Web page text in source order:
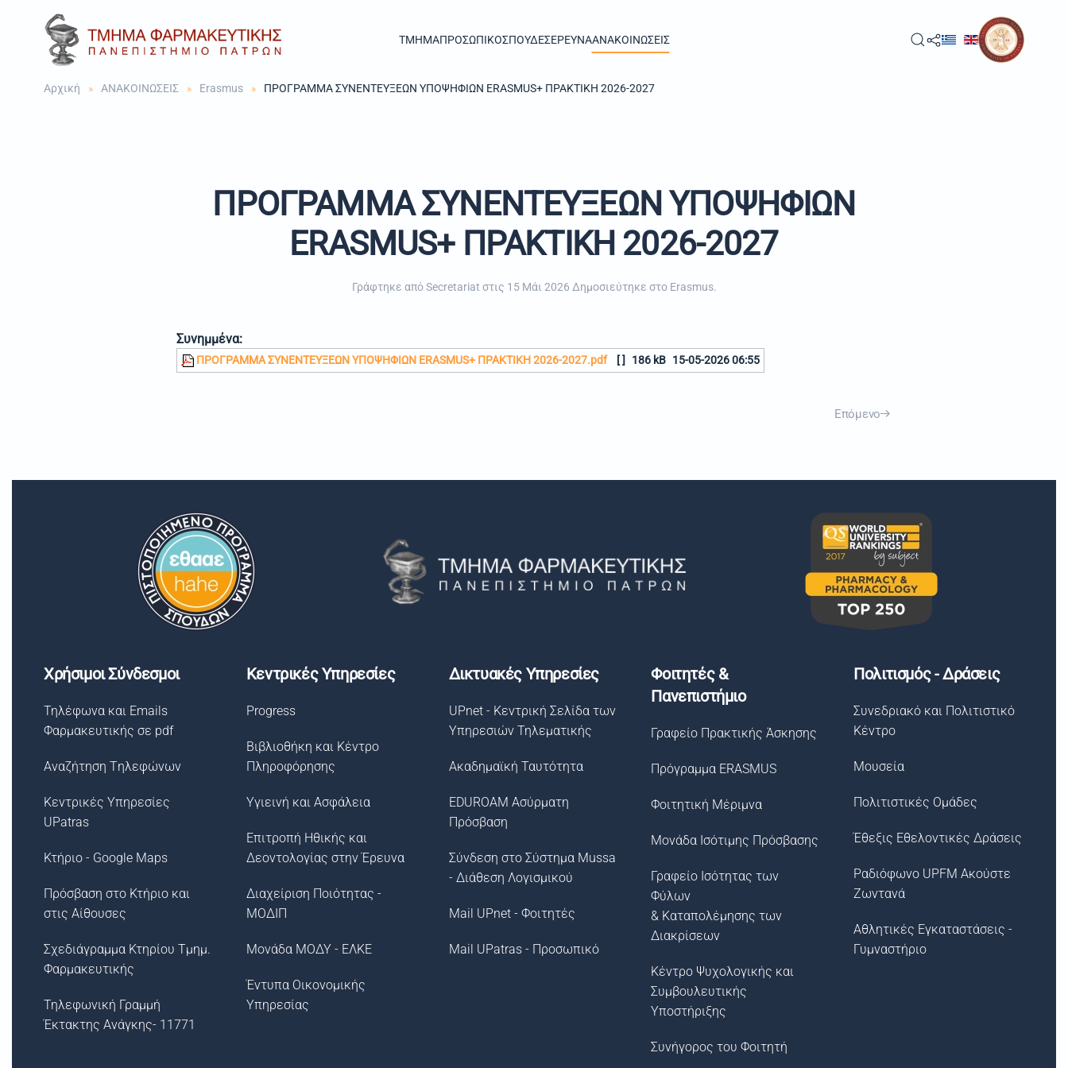
Skip to main content TMHMAΠΡΟΣΩΠΙΚΟΣΠΟΥΔΕΣΕΡΕΥΝΑΑΝΑΚΟΙΝΩΣΕΙΣ
Αρχική ΑΝΑΚΟΙΝΩΣΕΙΣ Erasmus ΠΡΟΓΡΑΜΜΑ ΣΥΝΕΝΤΕΥΞΕΩΝ ΥΠΟΨΗΦΙΩΝ ERASMUS+ ΠΡΑΚΤΙΚΗ 2026-2027
ΠΡΟΓΡΑΜΜΑ ΣΥΝΕΝΤΕΥΞΕΩΝ ΥΠΟΨΗΦΙΩΝ
ERASMUS+ ΠΡΑΚΤΙΚΗ 2026-2027
Γράφτηκε από Secretariat στις 15 Μάι 2026 Δημοσιεύτηκε στο Erasmus.
Συνημμένα:
ΠΡΟΓΡΑΜΜΑ ΣΥΝΕΝΤΕΥΞΕΩΝ ΥΠΟΨΗΦΙΩΝ ERASMUS+ ΠΡΑΚΤΙΚΗ 2026-2027.pdf [ ] 186 kB 15-05-2026 06:55
Επόμενο
Χρήσιμοι Σύνδεσμοι
Τηλέφωνα και Emails
Φαρμακευτικής σε pdf
Αναζήτηση Tηλεφώνων
Κεντρικές Υπηρεσίες
UPatras
Κτήριο - Google Maps
Πρόσβαση στο Κτήριο και
στις Αίθουσες
Σχεδιάγραμμα Κτηρίου Τμημ.
Φαρμακευτικής
Τηλεφωνική Γραμμή
Έκτακτης Ανάγκης- 11771
Κεντρικές Υπηρεσίες
Progress
Βιβλιοθήκη και Κέντρο
Πληροφόρησης
Υγιεινή και Ασφάλεια
Επιτροπή Ηθικής και
Δεοντολογίας στην Έρευνα
Διαχείριση Ποιότητας -
ΜΟΔΙΠ
Μονάδα ΜΟΔΥ - ΕΛΚΕ
Έντυπα Οικονομικής
Υπηρεσίας
Δικτυακές Υπηρεσίες
UPnet - Κεντρική Σελίδα των
Υπηρεσιών Τηλεματικής
Ακαδημαϊκή Ταυτότητα
EDUROAM Ασύρματη
Πρόσβαση
Σύνδεση στο Σύστημα Μussa
- Διάθεση Λογισμικού
Mail UPnet - Φοιτητές
Mail UPatras - Προσωπικό
Φοιτητές &
Πανεπιστήμιο
Γραφείο Πρακτικής Άσκησης
Πρόγραμμα ERASMUS
Φοιτητική Μέριμνα
Μονάδα Ισότιμης Πρόσβασης
Γραφείο Ισότητας των
Φύλων
& Καταπολέμησης των
Διακρίσεων
Κέντρο Ψυχολογικής και
Συμβουλευτικής
Υποστήριξης
Συνήγορος του Φοιτητή
Πολιτισμός - Δράσεις
Συνεδριακό και Πολιτιστικό
Κέντρο
Μουσεία
Πολιτιστικές Ομάδες
Έθεξις Εθελοντικές Δράσεις
Ραδιόφωνο UPFM Ακούστε
Ζωντανά
Αθλητικές Εγκαταστάσεις -
Γυμναστήριο